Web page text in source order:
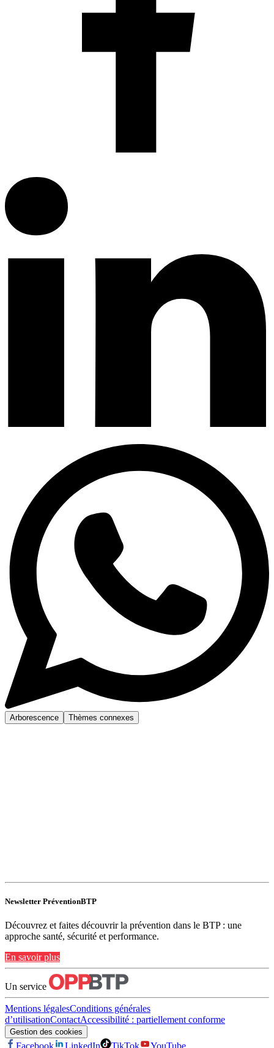
Arborescence Thèmes connexes
Newsletter PréventionBTP
Découvrez et faites découvrir la prévention dans le BTP : une
approche santé, sécurité et performance.
En savoir plus
Un service
Mentions légalesConditions générales
d’utilisationContactAccessibilité : partiellement conforme
Gestion des cookies
Facebook LinkedIn TikTok YouTube